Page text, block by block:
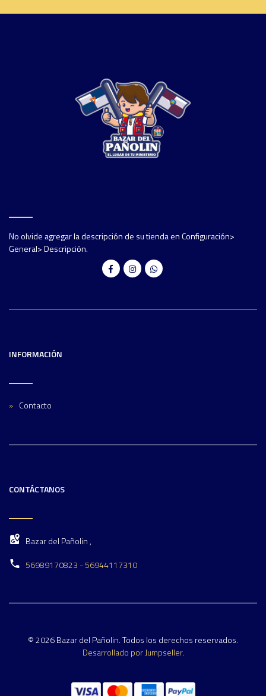
No olvide agregar la descripción de su tienda en Configuración>
General> Descripción.
INFORMACIÓN
Contacto
CONTÁCTANOS
Bazar del Pañolin ,
56989170823 - 56944117310
© 2026 Bazar del Pañolin. Todos los derechos reservados.
Desarrollado por Jumpseller.